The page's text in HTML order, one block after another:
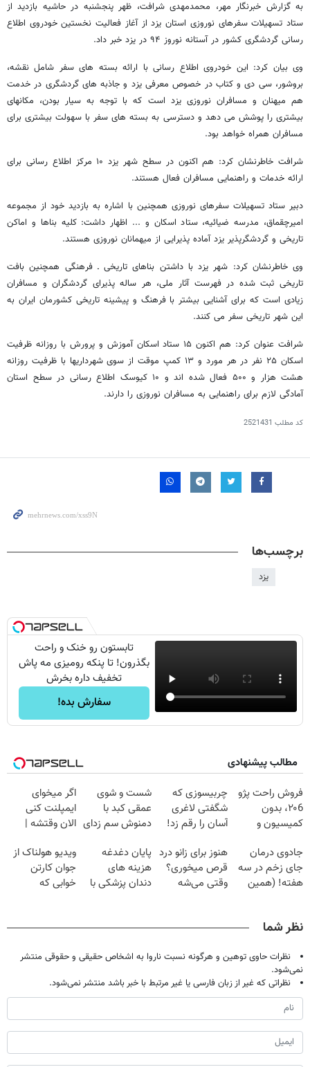
به گزارش خبرنگار مهر، محمدمهدی شرافت، ظهر پنجشنبه در حاشیه بازدید از
ستاد تسهیلات سفرهای نوروزی استان یزد از آغاز فعالیت نخستین خودروی اطلاع
رسانی گردشگری کشور در آستانه نوروز ۹۴ در یزد خبر داد.
وی بیان کرد: این خودروی اطلاع رسانی با ارائه بسته های سفر شامل نقشه،
بروشور، سی دی و کتاب در خصوص معرفی یزد و جاذبه های گردشگری در خدمت
هم میهنان و مسافران نوروزی یزد است که با توجه به سیار بودن، مکانهای
بیشتری را پوشش می دهد و دسترسی به بسته های سفر با سهولت بیشتری برای
مسافران همراه خواهد بود.
شرافت خاطرنشان کرد: هم اکنون در سطح شهر یزد ۱۰ مرکز اطلاع رسانی برای
ارائه خدمات و راهنمایی مسافران فعال هستند.
دبیر ستاد تسهیلات سفرهای نوروزی همچنین با اشاره به بازدید خود از مجموعه
امیرچقماق، مدرسه ضیائیه، ستاد اسکان و ... اظهار داشت: کلیه بناها و اماکن
تاریخی و گردشگرپذیر یزد آماده پذیرایی از میهمانان نوروزی هستند.
وی خاطرنشان کرد: شهر یزد با داشتن بناهای تاریخی ـ فرهنگی همچنین بافت
تاریخی ثبت شده در فهرست آثار ملی، هر ساله پذیرای گردشگران و مسافران
زیادی است که برای آشنایی بیشتر با فرهنگ و پیشینه تاریخی کشورمان ایران به
این شهر تاریخی سفر می کنند.
شرافت عنوان کرد: هم اکنون ۱۵ ستاد اسکان آموزش و پرورش با روزانه ظرفیت
اسکان ۲۵ نفر در هر مورد و ۱۳ کمپ موقت از سوی شهرداریها با ظرفیت روزانه
هشت هزار و ۵۰۰ فعال شده اند و ۱۰ کیوسک اطلاع رسانی در سطح استان
آمادگی لازم برای راهنمایی به مسافران نوروزی را دارند.
کد مطلب 2521431
برچسب‌ها
يزد
تابستون رو خنک و راحت
بگذرون! تا پنکه رومیزی مه پاش
تخفیف داره بخرش
سفارش بده!
مطالب پیشنهادی
فروش راحت پژو
۲۰6، بدون
کمیسیون و
چربیسوزی که
شگفتی لاغری
آسان را رقم زد!
شست و شوی
عمقی کبد با
دمنوش سم زدای
اگر میخوای
ایمپلنت کنی
الان وقتشه |
میلیون تومان!!!
جادوی درمان
جای زخم در سه
هفته! (همین
هنوز برای زانو درد
قرص میخوری؟
وقتی می‌شه
پایان دغدغه
هزینه های
دندان پزشکی با
ویدیو هولناک از
جوان کارتن
خوابی که
نظر شما
نظرات حاوی توهین و هرگونه نسبت ناروا به اشخاص حقیقی و حقوقی منتشر
نمی‌شود.
نظراتی که غیر از زبان فارسی یا غیر مرتبط با خبر باشد منتشر نمی‌شود.